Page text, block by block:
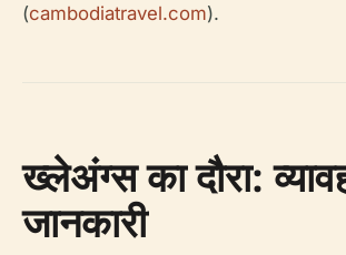
(cambodiatravel.com).
ख्लेअंग्स का दौरा:
जानकारी